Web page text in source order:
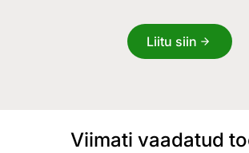
Liitu siin
Viimati vaadatud